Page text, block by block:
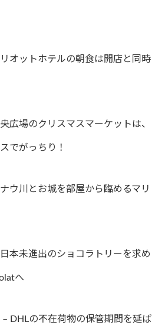
オットホテルの朝食は開店と同時
広場のクリスマスマーケットは、
でがっちり！
ウ川とお城を部屋から臨めるマリ
本未進出のショコラトリーを求め
へ
DHLの不在荷物の保管期間を延ば